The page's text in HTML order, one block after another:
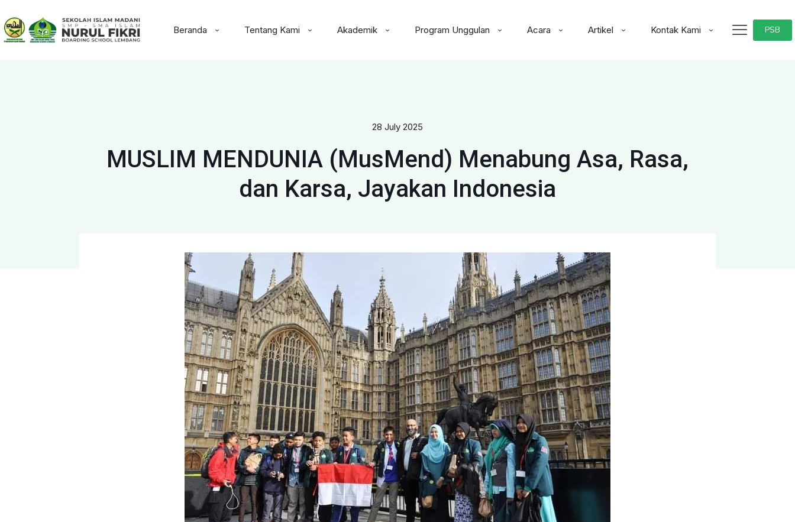
Beranda Tentang Kami Akademik Program Unggulan Acara Artikel Kontak Kami PSB
28 July 2025
MUSLIM MENDUNIA (MusMend) Menabung Asa, Rasa,
dan Karsa, Jayakan Indonesia